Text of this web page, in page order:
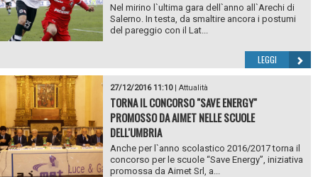
Nel mirino l`ultima gara dell`anno all`Arechi di
Salerno. In testa, da smaltire ancora i postumi
del pareggio con il Lat...
LEGGI
27/12/2016 11:10| Attualità
TORNA IL CONCORSO "SAVE ENERGY"
PROMOSSO DA AIMET NELLE SCUOLE
DELL'UMBRIA
Anche per l`anno scolastico 2016/2017 torna il
concorso per le scuole “Save Energy”, iniziativa
promossa da Aimet Srl, a...